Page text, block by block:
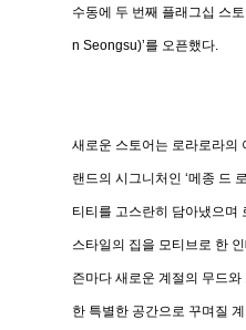
수동에 두 번째 플래그십 스
n Seongsu)’를 오픈했다.
새로운 스토어는 로라로라의
랜드의 시그니처인 ‘메종 드
티티를 고스란히 담아냈으며
스타일의 집을 모티브로 한
즌마다 새로운 계절의 무드와
한 특별한 공간으로 꾸며질